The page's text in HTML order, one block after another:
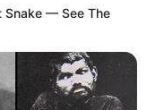
Snake — See The